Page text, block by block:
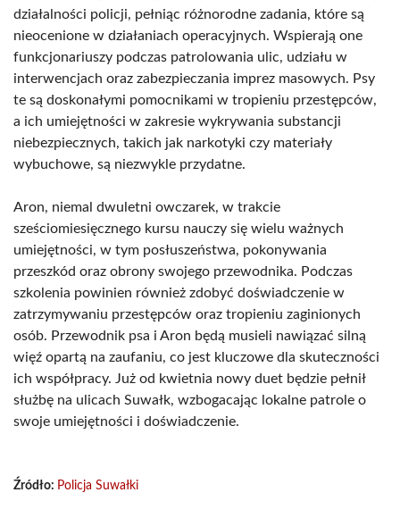
działalności policji, pełniąc różnorodne zadania, które są
nieocenione w działaniach operacyjnych. Wspierają one
funkcjonariuszy podczas patrolowania ulic, udziału w
interwencjach oraz zabezpieczania imprez masowych. Psy
te są doskonałymi pomocnikami w tropieniu przestępców,
a ich umiejętności w zakresie wykrywania substancji
niebezpiecznych, takich jak narkotyki czy materiały
wybuchowe, są niezwykle przydatne.
Aron, niemal dwuletni owczarek, w trakcie
sześciomiesięcznego kursu nauczy się wielu ważnych
umiejętności, w tym posłuszeństwa, pokonywania
przeszkód oraz obrony swojego przewodnika. Podczas
szkolenia powinien również zdobyć doświadczenie w
zatrzymywaniu przestępców oraz tropieniu zaginionych
osób. Przewodnik psa i Aron będą musieli nawiązać silną
więź opartą na zaufaniu, co jest kluczowe dla skuteczności
ich współpracy. Już od kwietnia nowy duet będzie pełnił
służbę na ulicach Suwałk, wzbogacając lokalne patrole o
swoje umiejętności i doświadczenie.
Źródło: Policja Suwałki